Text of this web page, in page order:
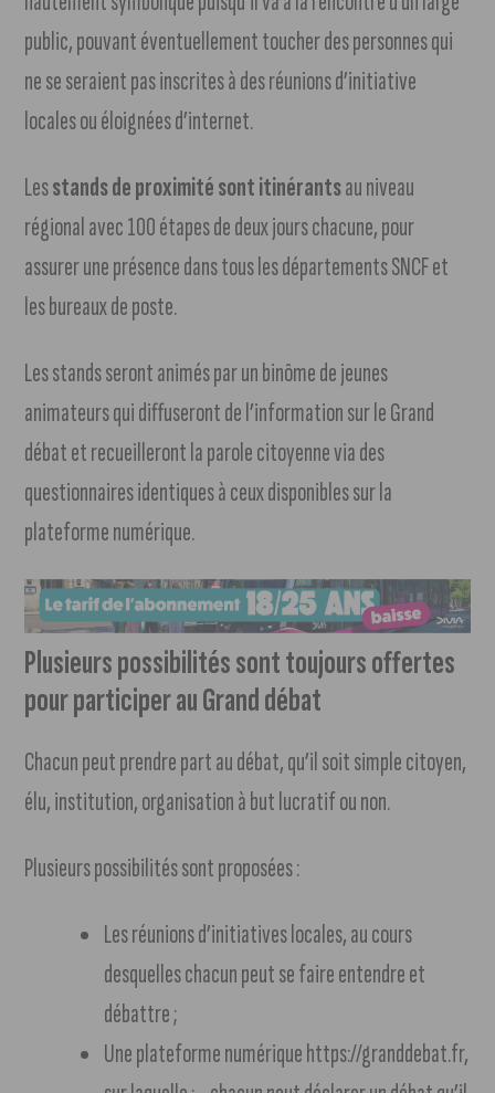
public, pouvant éventuellement toucher des personnes qui
ne se seraient pas inscrites à des réunions d’initiative
locales ou éloignées d’internet.
Lesstands de proximité sont itinérantsau niveau
régional avec 100 étapes de deux jours chacune, pour
assurer une présence dans tous les départements SNCF et
les bureaux de poste.
Les stands seront animés par un binôme de jeunes
animateurs qui diffuseront de l’information sur le Grand
débat et recueilleront la parole citoyenne via des
questionnaires identiques à ceux disponibles sur la
plateforme numérique.
Plusieurs possibilités sont toujours offertes
pour participer au Grand débat
Chacun peut prendre part au débat, qu’il soit simple citoyen,
élu, institution, organisation à but lucratif ou non.
Plusieurs possibilités sont proposées :
Les réunions d’initiatives locales, au cours
desquelles chacun peut se faire entendre et
débattre ;
Une plateforme numérique https://granddebat.fr,